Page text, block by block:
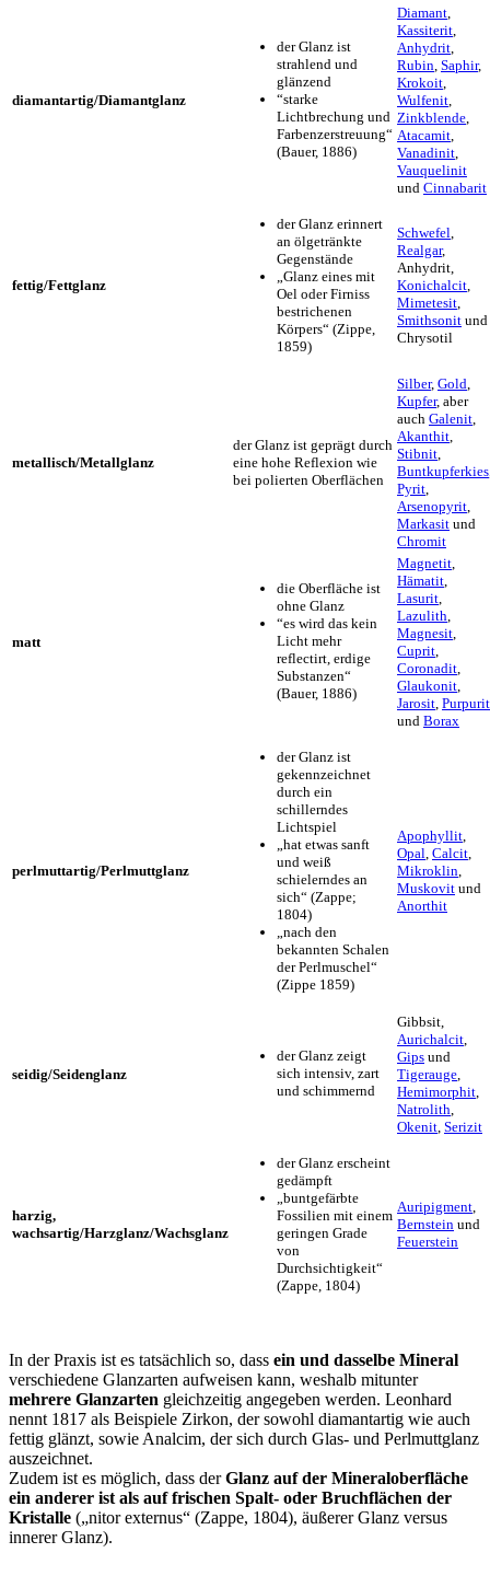
diamantartig/Diamantglanz
der Glanz ist
strahlend und
glänzend
“starke
Lichtbrechung und
Farbenzerstreuung“
(Bauer, 1886)
Diamant
Kassiterit
Anhydrit
Rubin Saphir,
Krokoit
Wulfenit
Zinkblende
Atacamit
Vanadinit
Vauquelinit
und Cinnabarit
fettig/Fettglanz
der Glanz erinnert
an ölgetränkte
Gegenstände
„Glanz eines mit
Oel oder Firniss
bestrichenen
Körpers“ (Zippe,
1859)
Schwefel
Realgar,
Anhydrit,
Konichalcit
Mimetesit
Smithsonit und
Chrysotil
metallisch/Metallglanz
der Glanz ist geprägt durch
eine hohe Reflexion wie
bei polierten Oberflächen
Silber, Gold
Kupfer, aber
auch Galenit
Akanthit
Stibnit
Buntkupferkies
Pyrit
Arsenopyrit
Markasit und
Chromit
matt
die Oberfläche ist
ohne Glanz
“es wird das kein
Licht mehr
reflectirt, erdige
Substanzen“
(Bauer, 1886)
Magnetit
Hämatit
Lasurit
Lazulith
Magnesit
Cuprit
Coronadit
Glaukonit
Jarosit Purpurit
und Borax
perlmuttartig/Perlmuttglanz
der Glanz ist
gekennzeichnet
durch ein
schillerndes
Lichtspiel
„hat etwas sanft
und weiß
schielerndes an
sich“ (Zappe;
1804)
„nach den
bekannten Schalen
der Perlmuschel“
(Zippe 1859)
Apophyllit
Opal Calcit
Mikroklin
Muskovit und
Anorthit
seidig/Seidenglanz
der Glanz zeigt
sich intensiv, zart
und schimmernd
Gibbsit,
Aurichalcit
Gips und
Tigerauge
Hemimorphit
Natrolith
Okenit Serizit
harzig,
wachsartig/Harzglanz/Wachsglanz
der Glanz erscheint
gedämpft
„buntgefärbte
Fossilien mit einem
geringen Grade
von
Durchsichtigkeit“
(Zappe, 1804)
Auripigment
Bernstein und
Feuerstein
In der Praxis ist es tatsächlich so, dass ein und dasselbe Mineral
verschiedene Glanzarten aufweisen kann, weshalb mitunter
mehrere Glanzarten gleichzeitig angegeben werden. Leonhard
nennt 1817 als Beispiele Zirkon, der sowohl diamantartig wie auch
fettig glänzt, sowie Analcim, der sich durch Glas- und Perlmuttglanz
auszeichnet.
Zudem ist es möglich, dass derGlanz auf der Mineraloberfläche
ein anderer ist als auf frischen Spalt- oder Bruchflächen der
Kristalle („nitor externus“ (Zappe, 1804), äußerer Glanz versus
innerer Glanz).